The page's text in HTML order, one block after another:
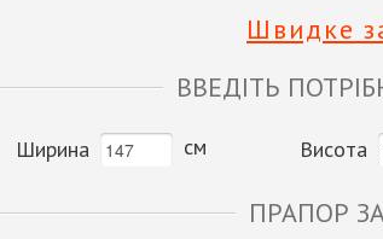
Швидке
ВВЕДІТЬ
Ширина см Висота
ПРАПОР